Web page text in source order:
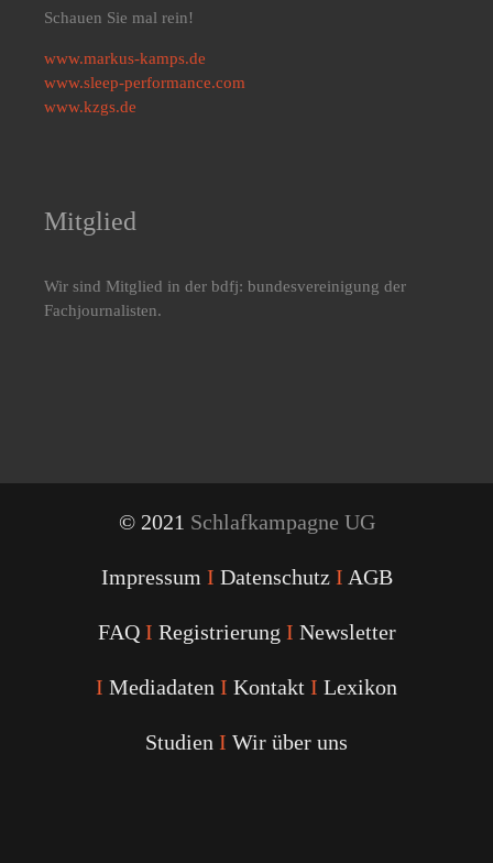
Schauen Sie mal rein!
www.markus-kamps.de
www.sleep-performance.com
www.kzgs.de
Mitglied
Wir sind Mitglied in der bdfj: bundesvereinigung der
Fachjournalisten.
© 2021 Schlafkampagne UG
Impressum I Datenschutz I AGB
FAQ I Registrierung I Newsletter
I Mediadaten I Kontakt I Lexikon
Studien I Wir über uns